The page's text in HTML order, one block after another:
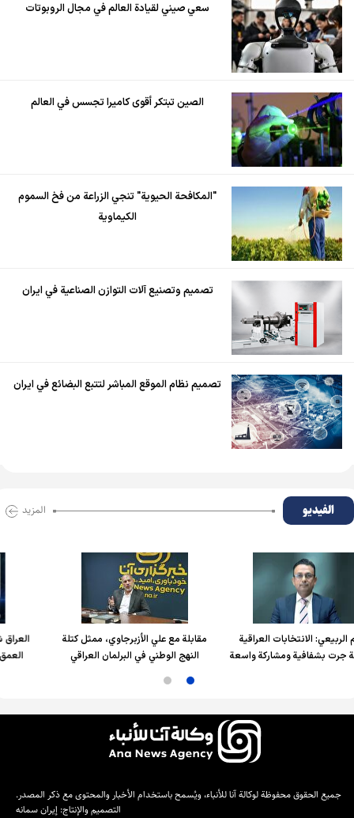
سعي صيني لقيادة العالم في مجال الروبوتات
الصين تبتكر أقوى كاميرا تجسس في العالم
"المكافحة الحيوية" تنجي الزراعة من فخ السموم
الكيماوية
تصميم وتصنيع آلات التوازن الصناعية في ايران
تصميم نظام الموقع المباشر لتتبع البضائع في ايران
الفیدیو المزید
العراقية
واسعة
مقابلة مع علي الأزبرجاوي، ممثل كتلة
النهج الوطني في البرلمان العراقي
العراق شريك
العمق العربي
جميع الحقوق محفوظة لوكالة آنا للأنباء، ويُسمح باستخدام الأخبار والمحتوى مع ذكر المصدر.
التصميم والإنتاج: إيران سمانه